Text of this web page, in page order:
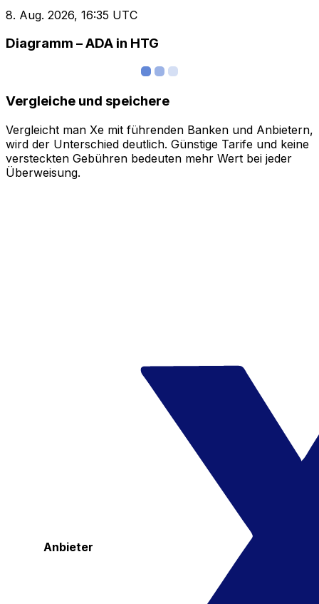
8. Aug. 2026, 16:35 UTC
Diagramm – ADA in HTG
Vergleiche und speichere
Vergleicht man Xe mit führenden Banken und Anbietern,
wird der Unterschied deutlich. Günstige Tarife und keine
versteckten Gebühren bedeuten mehr Wert bei jeder
Überweisung.
Anbieter